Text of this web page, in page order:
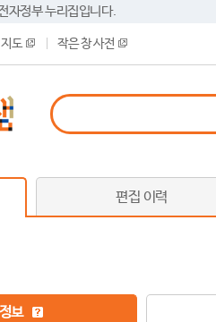
자정부 누리집입니다.
도 작은 창 사전
편집 이력
보